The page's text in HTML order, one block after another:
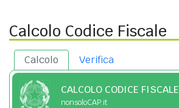
Calcolo Codice Fiscale
Calcolo Verifica
CALCOLO CODICE FISCALE
nonsoloCAP.it